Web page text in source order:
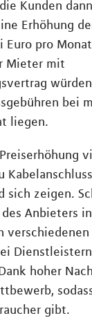
Kunden
Erhöhung
Euro pro
Mieter mit
bei
liegen.
sich zeigen.
Anbieters
verschiedenen
hoher
gibt.